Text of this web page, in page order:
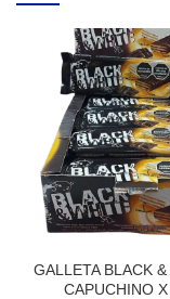
GALLETA BLACK
CAPUCHINO